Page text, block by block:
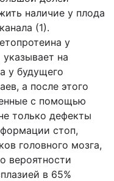
наличие у плода
(1).
у
на
у будущего
а после этого
с помощью
только дефекты
стоп,
головного мозга,
вероятности
в 65%